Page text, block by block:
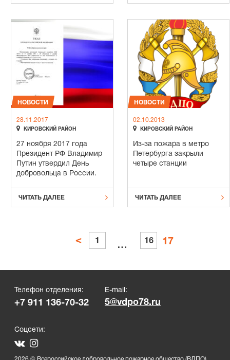
НОВОСТИ
28.11.2017
 КИРОВСКИЙ РАЙОН
27 ноября 2017 года
Президент РФ Владимир
Путин утвердил День
добровольца в России.
ЧИТАТЬ ДАЛЕЕ 
НОВОСТИ
02.10.2013
 КИРОВСКИЙ РАЙОН
Из-за пожара в метро
Петербурга закрыли
четыре станции
ЧИТАТЬ ДАЛЕЕ 
Пагинация
< 1 … 16 17
Телефон отделения:
+7 911 136-70-32
E-mail:
5@vdpo78.ru
Соцсети: